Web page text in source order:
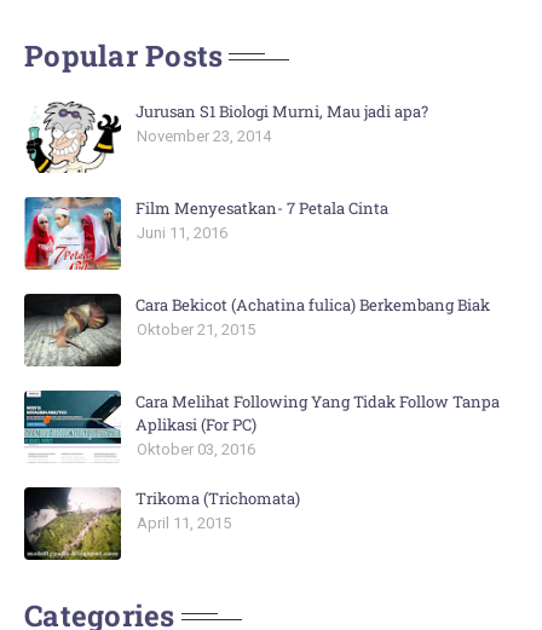
Popular Posts
Jurusan S1 Biologi Murni, Mau jadi apa?
November 23, 2014
Film Menyesatkan- 7 Petala Cinta
Juni 11, 2016
Cara Bekicot (Achatina fulica) Berkembang Biak
Oktober 21, 2015
Cara Melihat Following Yang Tidak Follow Tanpa
Aplikasi (For PC)
Oktober 03, 2016
Trikoma (Trichomata)
April 11, 2015
Categories